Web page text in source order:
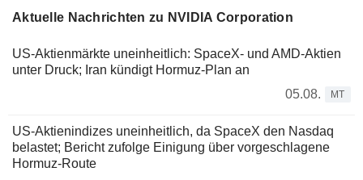
Aktuelle Nachrichten zu NVIDIA Corporation
US-Aktienmärkte uneinheitlich: SpaceX- und AMD-Aktien
unter Druck; Iran kündigt Hormuz-Plan an
05.08.
MT
US-Aktienindizes uneinheitlich, da SpaceX den Nasdaq
belastet; Bericht zufolge Einigung über vorgeschlagene
Hormuz-Route